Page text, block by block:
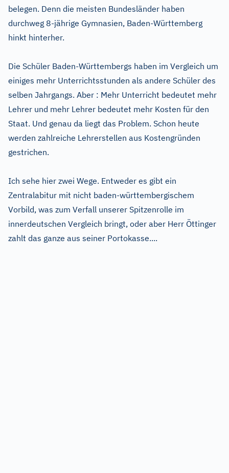
belegen. Denn die meisten Bundesländer haben
durchweg 8-jährige Gymnasien, Baden-Württemberg
hinkt hinterher.
Die Schüler Baden-Württembergs haben im Vergleich um
einiges mehr Unterrichtsstunden als andere Schüler des
selben Jahrgangs. Aber : Mehr Unterricht bedeutet mehr
Lehrer und mehr Lehrer bedeutet mehr Kosten für den
Staat. Und genau da liegt das Problem. Schon heute
werden zahlreiche Lehrerstellen aus Kostengründen
gestrichen.
Ich sehe hier zwei Wege. Entweder es gibt ein
Zentralabitur mit nicht baden-württembergischem
Vorbild, was zum Verfall unserer Spitzenrolle im
innerdeutschen Vergleich bringt, oder aber Herr Öttinger
zahlt das ganze aus seiner Portokasse....